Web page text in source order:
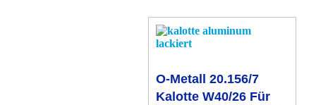
O-Metall 20.156/7
Kalotte W40/26 Für